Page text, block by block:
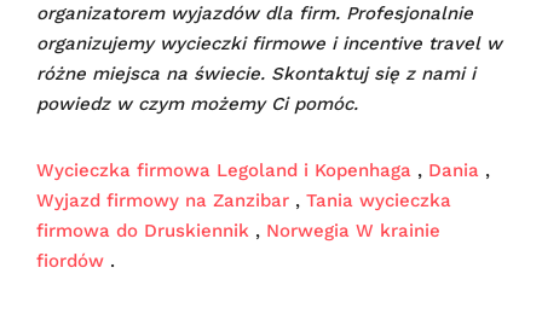
organizatorem wyjazdów dla firm. Profesjonalnie
organizujemy wycieczki firmowe i incentive travel w
różne miejsca na świecie. Skontaktuj się z nami i
powiedz w czym możemy Ci pomóc.
Wycieczka firmowa Legoland i Kopenhaga , Dania ,
Wyjazd firmowy na Zanzibar , Tania wycieczka
firmowa do Druskiennik , Norwegia W krainie
fiordów .